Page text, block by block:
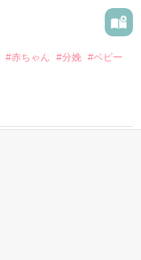
#赤ちゃん #分娩 #ベビー